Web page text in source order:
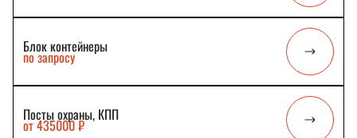
Блок контейнеры
по запросу
Посты охраны, КПП
от 435000 ₽